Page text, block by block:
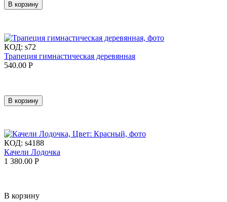
В корзину
КОД: s72
Трапеция гимнастическая деревянная
540.00 Р
В корзину
КОД: s4188
Качели Лодочка
1 380.00 Р
В корзину